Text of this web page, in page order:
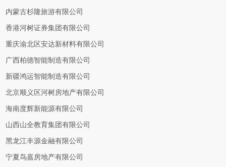
内蒙古杉隆旅游有限公司
香港河树证券集团有限公司
重庆渝北区安达新材料有限公司
广西柏德智能制造有限公司
新疆鸿运智能制造有限公司
北京顺义区河树房地产有限公司
海南度辉新能源有限公司
山西山全教育集团有限公司
黑龙江丰源金融有限公司
宁夏鸟嘉房地产有限公司